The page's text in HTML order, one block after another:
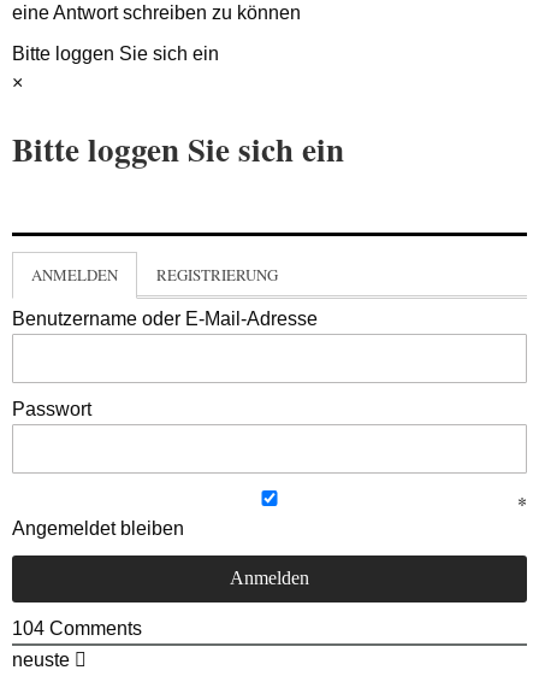
eine Antwort schreiben zu können
Bitte loggen Sie sich ein
×
Bitte loggen Sie sich ein
ANMELDEN REGISTRIERUNG
Benutzername oder E-Mail-Adresse
Passwort
Angemeldet bleiben
104 Comments
neuste